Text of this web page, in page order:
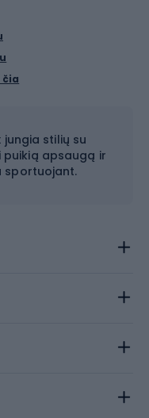
jungia stilių su
puikią apsaugą ir
sportuojant.